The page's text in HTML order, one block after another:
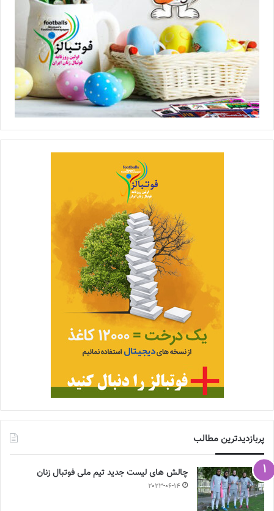
پربازدیدترین مطالب
چالش هاى ليست جدید تيم ملى فوتبال زنان
2023-06-14